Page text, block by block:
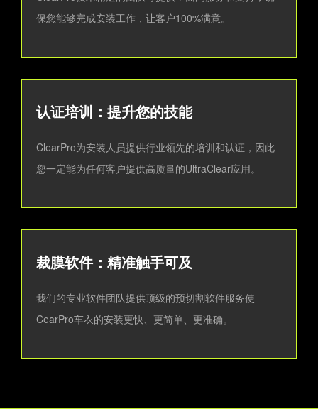
保您能够完成安装工作，让客户100%满意。
认证培训：提升您的技能
ClearPro为安装人员提供行业领先的培训和认证，因此
您一定能为任何客户提供高质量的UltraClear应用。
裁膜软件：精准触手可及
我们的专业软件团队提供顶级的预切割软件服务使
CearPro车衣的安装更快、更简单、更准确。